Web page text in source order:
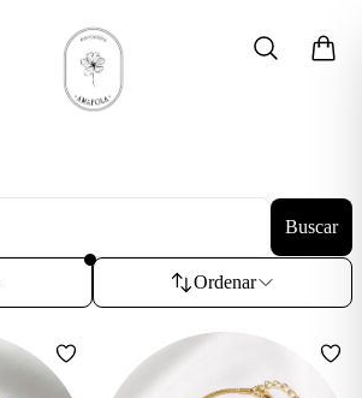
Buscar
Ordenar